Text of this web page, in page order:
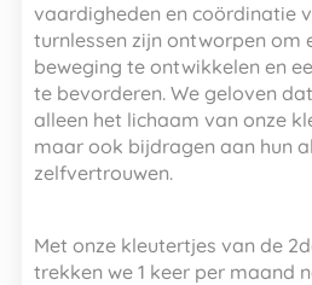
vaardigheden en coördinatie
turnlessen zijn ontworpen om
beweging te ontwikkelen en
te bevorderen. We geloven
alleen het lichaam van onze
maar ook bijdragen aan hun
zelfvertrouwen.
Met onze kleutertjes van de
trekken we 1 keer per maand